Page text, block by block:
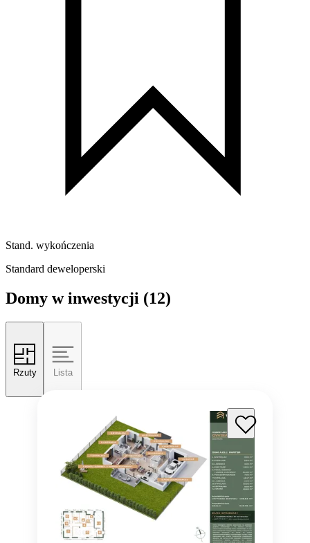
Stand. wykończenia
Standard deweloperski
Domy w inwestycji (12)
Rzuty Lista